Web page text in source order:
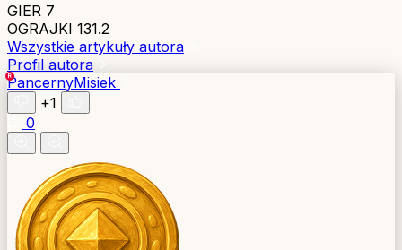
GIER 7
OGRAJKI 131.2
Wszystkie artykuły autora
Profil autora
PancernyMisiek
+1
0